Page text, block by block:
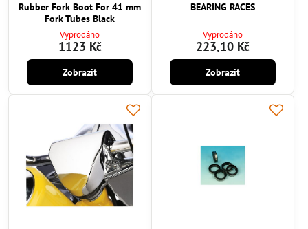
Rubber Fork Boot For 41 mm
Fork Tubes Black
Vyprodáno
1123 Kč
Zobrazit
BEARING RACES
Vyprodáno
223,10 Kč
Zobrazit